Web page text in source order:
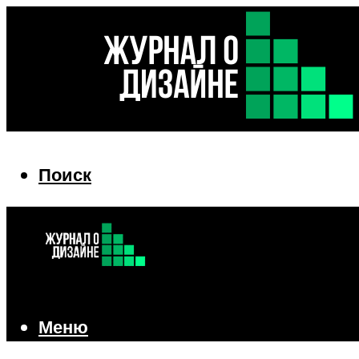
Поиск
Поиск
Меню